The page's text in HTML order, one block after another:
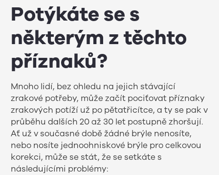
Potýkáte se s
některým z těchto
příznaků?
Mnoho lidí, bez ohledu na jejich stávající
zrakové potřeby, může začít pociťovat příznaky
zrakových potíží už po pětatřicítce, a ty se pak v
průběhu dalších 20 až 30 let postupně zhoršují.
Ať už v současné době žádné brýle nenosíte,
nebo nosíte jednoohniskové brýle pro celkovou
korekci, může se stát, že se setkáte s
následujícími problémy: